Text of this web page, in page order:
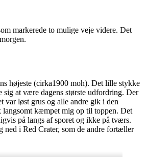
markerede to mulige veje videre. Det
højeste (cirka1900 moh). Det lille stykke
sig at være dagens største udfordring. Der
var løst grus og alle andre gik i den
langsomt kæmpet mig op til toppen. Det
på langs af sporet og ikke på tværs.
ned i Red Crater, som de andre fortæller